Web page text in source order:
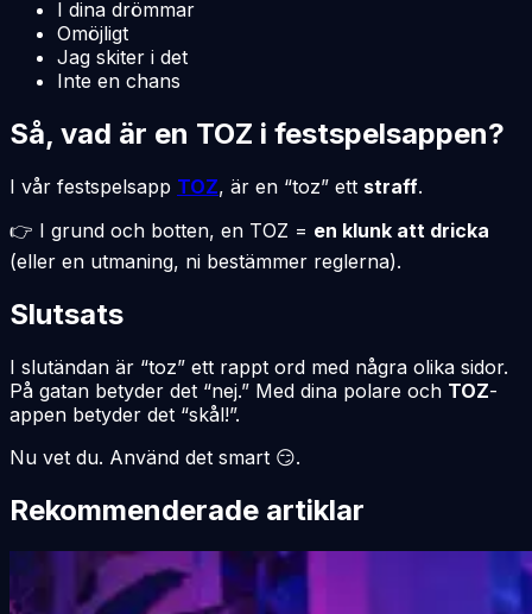
I dina drömmar
Omöjligt
Jag skiter i det
Inte en chans
Så, vad är en TOZ i festspelsappen?
I vår festspelsapp TOZ, är en “toz” ett straff.
👉 I grund och botten, en TOZ = en klunk att dricka
(eller en utmaning, ni bestämmer reglerna).
Slutsats
I slutändan är “toz” ett rappt ord med några olika sidor.
På gatan betyder det “nej.” Med dina polare och TOZ-
appen betyder det “skål!”.
Nu vet du. Använd det smart 😏.
Rekommenderade artiklar